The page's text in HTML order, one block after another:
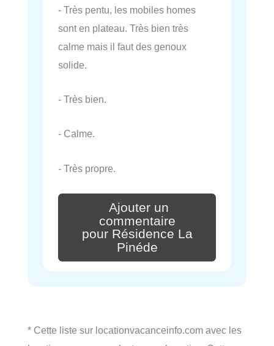
- Très pentu, les mobiles homes
sont en plateau. Très bien très
calme mais il faut des genoux
solide.
- Très bien.
- Calme.
- Très propre.
Ajouter un
commentaire
pour Résidence La
Pinéde
* Cette liste sur locationvacanceinfo.com avec les